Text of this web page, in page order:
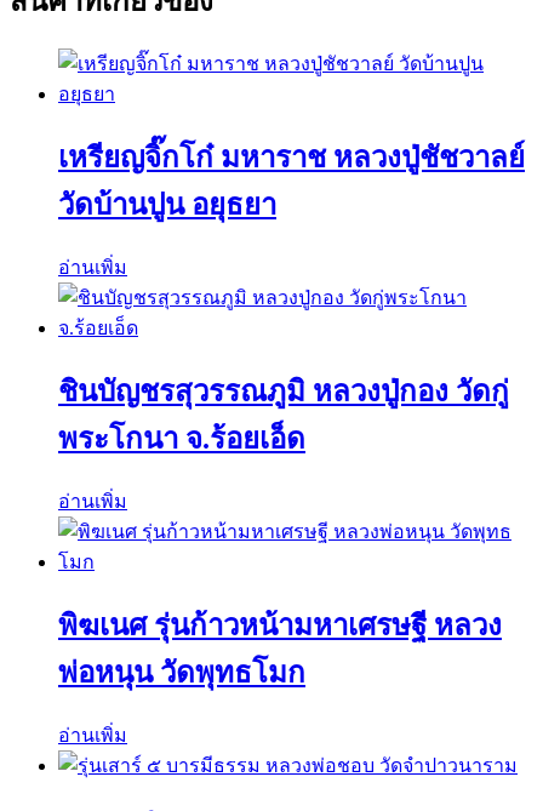
เหรียญจิ๊กโก๋ มหาราช หลวงปู่ชัชวาลย์
วัดบ้านปูน อยุธยา
อ่านเพิ่ม
ชินบัญชรสุวรรณภูมิ หลวงปู่กอง วัดกู่
พระโกนา จ.ร้อยเอ็ด
อ่านเพิ่ม
พิฆเนศ รุ่นก้าวหน้ามหาเศรษฐี หลวง
พ่อหนุน วัดพุทธโมก
อ่านเพิ่ม